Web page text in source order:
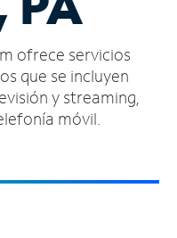
ofrece servicios
que se incluyen
y streaming,
móvil.